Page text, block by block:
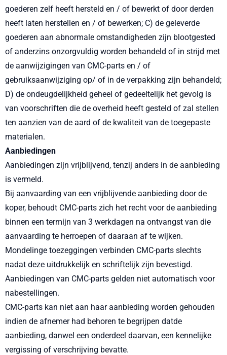
goederen zelf heeft hersteld en / of bewerkt of door derden
heeft laten herstellen en / of bewerken; C) de geleverde
goederen aan abnormale omstandigheden zijn blootgested
of anderzins onzorgvuldig worden behandeld of in strijd met
de aanwijzigingen van CMC-parts en / of
gebruiksaanwijziging op/ of in de verpakking zijn behandeld;
D) de ondeugdelijkheid geheel of gedeeltelijk het gevolg is
van voorschriften die de overheid heeft gesteld of zal stellen
ten aanzien van de aard of de kwaliteit van de toegepaste
materialen.
Aanbiedingen
Aanbiedingen zijn vrijblijvend, tenzij anders in de aanbieding
is vermeld.
Bij aanvaarding van een vrijblijvende aanbieding door de
koper, behoudt CMC-parts zich het recht voor de aanbieding
binnen een termijn van 3 werkdagen na ontvangst van die
aanvaarding te herroepen of daaraan af te wijken.
Mondelinge toezeggingen verbinden CMC-parts slechts
nadat deze uitdrukkelijk en schriftelijk zijn bevestigd.
Aanbiedingen van CMC-parts gelden niet automatisch voor
nabestellingen.
CMC-parts kan niet aan haar aanbieding worden gehouden
indien de afnemer had behoren te begrijpen datde
aanbieding, danwel een onderdeel daarvan, een kennelijke
vergissing of verschrijving bevatte.